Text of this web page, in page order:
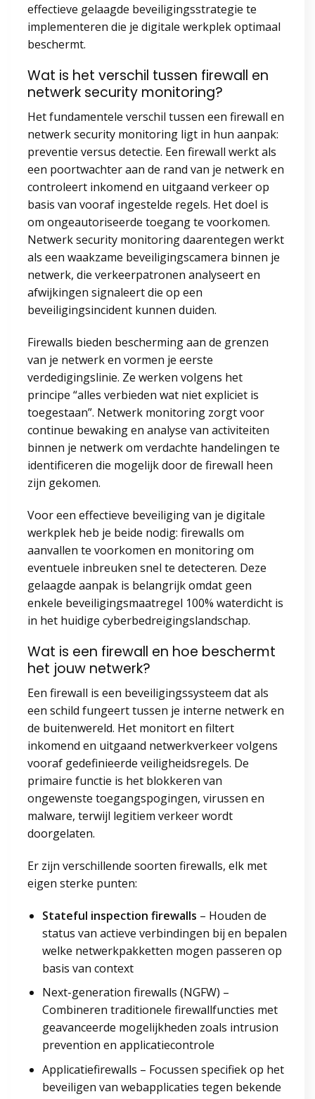
effectieve gelaagde beveiligingsstrategie te
implementeren die je digitale werkplek optimaal
beschermt.
Wat is het verschil tussen firewall en
netwerk security monitoring?
Het fundamentele verschil tussen een firewall en
netwerk security monitoring ligt in hun aanpak:
preventie versus detectie. Een firewall werkt als
een poortwachter aan de rand van je netwerk en
controleert inkomend en uitgaand verkeer op
basis van vooraf ingestelde regels. Het doel is
om ongeautoriseerde toegang te voorkomen.
Netwerk security monitoring daarentegen werkt
als een waakzame beveiligingscamera binnen je
netwerk, die verkeerpatronen analyseert en
afwijkingen signaleert die op een
beveiligingsincident kunnen duiden.
Firewalls bieden bescherming aan de grenzen
van je netwerk en vormen je eerste
verdedigingslinie. Ze werken volgens het
principe “alles verbieden wat niet expliciet is
toegestaan”. Netwerk monitoring zorgt voor
continue bewaking en analyse van activiteiten
binnen je netwerk om verdachte handelingen te
identificeren die mogelijk door de firewall heen
zijn gekomen.
Voor een effectieve beveiliging van je digitale
werkplek heb je beide nodig: firewalls om
aanvallen te voorkomen en monitoring om
eventuele inbreuken snel te detecteren. Deze
gelaagde aanpak is belangrijk omdat geen
enkele beveiligingsmaatregel 100% waterdicht is
in het huidige cyberbedreigingslandschap.
Wat is een firewall en hoe beschermt
het jouw netwerk?
Een firewall is een beveiligingssysteem dat als
een schild fungeert tussen je interne netwerk en
de buitenwereld. Het monitort en filtert
inkomend en uitgaand netwerkverkeer volgens
vooraf gedefinieerde veiligheidsregels. De
primaire functie is het blokkeren van
ongewenste toegangspogingen, virussen en
malware, terwijl legitiem verkeer wordt
doorgelaten.
Er zijn verschillende soorten firewalls, elk met
eigen sterke punten:
Stateful inspection firewalls – Houden de
status van actieve verbindingen bij en bepalen
welke netwerkpakketten mogen passeren op
basis van context
Next-generation firewalls (NGFW) –
Combineren traditionele firewallfuncties met
geavanceerde mogelijkheden zoals intrusion
prevention en applicatiecontrole
Applicatiefirewalls – Focussen specifiek op het
beveiligen van webapplicaties tegen bekende